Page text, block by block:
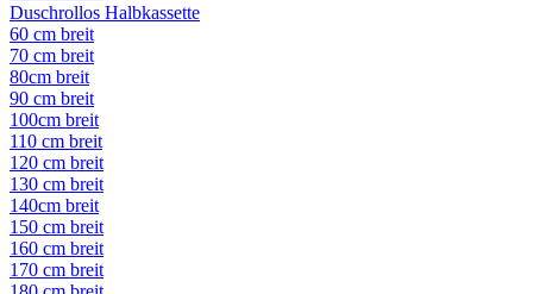
Duschrollos Halbkassette
60 cm breit
70 cm breit
80cm breit
90 cm breit
100cm breit
110 cm breit
120 cm breit
130 cm breit
140cm breit
150 cm breit
160 cm breit
170 cm breit